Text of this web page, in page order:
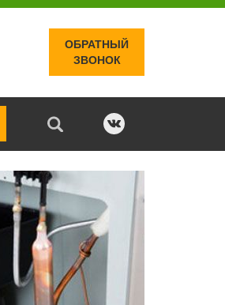
ОБРАТНЫЙ
ЗВОНОК